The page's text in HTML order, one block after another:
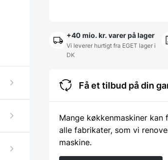
+40 mio. kr. varer på lager
Vi leverer hurtigt fra EGET lager i
DK
Få et tilbud på din
Mange køkkenmaskiner
alle fabrikater, som vi
maskine.